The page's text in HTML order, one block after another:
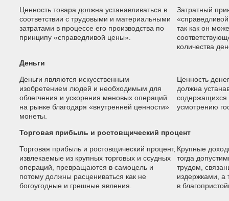
Ценность товара должна устанавливаться в
соответствии с трудовыми и материальными
затратами в процессе его производства по
принципу «справедливой цены».
Затратный
так как он
количества
Деньги
Деньги являются искусственным
изобретением людей и необходимым для
облегчения и ускорения меновых операций
на рынке благодаря «внутренней ценности»
монеты.
Ценность
должна
содержащихся
усмотрению
Торговая прибыль и ростовщический процент
Торговая прибыль и ростовщический процент,
извлекаемые из крупных торговых и ссудных
операций, превращаются в самоцель и
потому должны расцениваться как не
богоугодные и грешные явления.
Крупные
тогда
трудом,
издержками,
в